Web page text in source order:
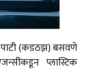
पाटी (कडठझ) बसवणे
प्लास्टिक